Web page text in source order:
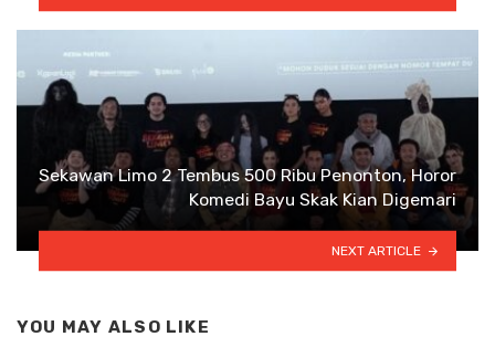
Sekawan Limo 2 Tembus 500 Ribu Penonton, Horor
Komedi Bayu Skak Kian Digemari
NEXT ARTICLE
YOU MAY ALSO LIKE